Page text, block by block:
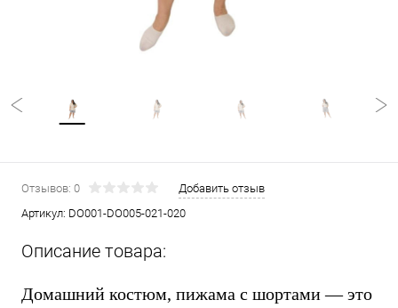
Отзывов: 0
Добавить отзыв
Артикул: DO001-DO005-021-020
Описание товара:
Домашний костюм, пижама с шортами — это